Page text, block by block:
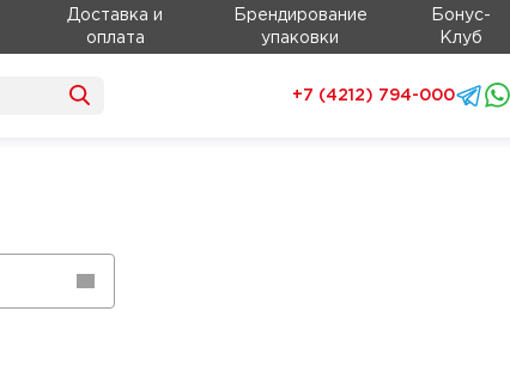
Доставка и
оплата
Брендирование
упаковки
Бонус-
Клуб
+7 (4212) 794-000